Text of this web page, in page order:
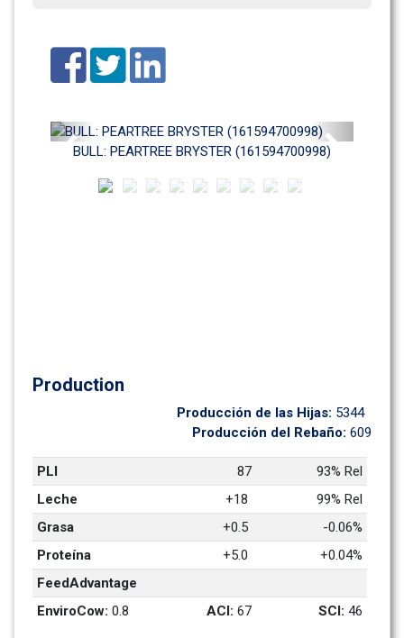
BULL: PEARTREE BRYSTER (161594700998)
Previous Next
Production
Producción de las Hijas: 5344
Producción del Rebaño: 609
PLI 87
93% Rel
Leche
+18
99% Rel
Grasa
+0.5
-0.06%
Proteína
+5.0
+0.04%
FeedAdvantage
EnviroCow: 0.8 ACI: 67 SCI: 46